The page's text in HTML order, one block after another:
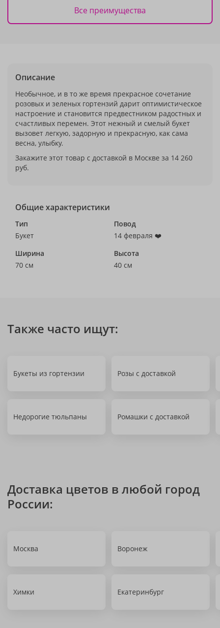
Все преимущества
Описание
Необычное, и в то же время прекрасное сочетание
розовых и зеленых гортензий дарит оптимистическое
настроение и становится предвестником радостных и
счастливых перемен. Этот нежный и смелый букет
вызовет легкую, задорную и прекрасную, как сама
весна, улыбку.
Закажите этот товар с доставкой в Москве за 14 260
руб.
Общие характеристики
Тип
Букет
Повод
14 февраля ❤️
Ширина
70 см
Высота
40 см
Также часто ищут:
Букеты из гортензии Розы с доставкой
Недорогие тюльпаны Ромашки с доставкой
Доставка цветов в любой город
России:
Москва Воронеж
Химки Екатеринбург